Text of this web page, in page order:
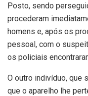
Posto, sendo
procederam
homens e, após os
pessoal, com o
os policiais
O outro indivíduo, que
que o aparelho lhe